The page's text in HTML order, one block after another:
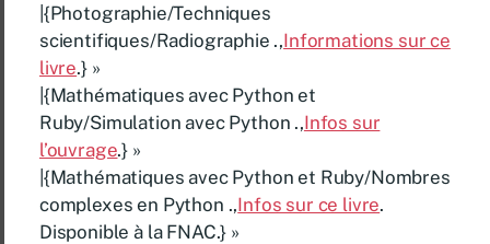
|{Photographie/Techniques
scientifiques/Radiographie .,Informations sur ce
livre.} »
|{Mathématiques avec Python et
Ruby/Simulation avec Python .,Infos sur
l’ouvrage.} »
|{Mathématiques avec Python et Ruby/Nombres
complexes en Python .,Infos sur ce livre.
Disponible à la FNAC.} »